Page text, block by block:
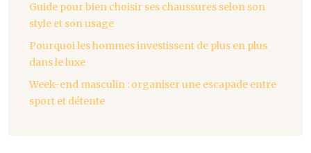
Guide pour bien choisir ses chaussures selon son
style et son usage
Pourquoi les hommes investissent de plus en plus
dans le luxe
Week-end masculin : organiser une escapade entre
sport et détente